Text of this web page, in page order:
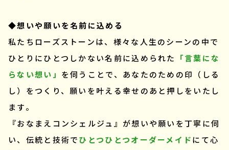
◆想いや願いを名前に込める
私たちローズストーンは、様々な人生のシーンの中で
ひとりにひとつしかない名前に込められた
「言葉にな
らない想い」 を伺うことで、あなたのための印（しる
し）をつくり、願いを叶える幸せのあと押しをいたし
ます。
『おなまえコンシェルジュ』が想いや願いを丁寧に伺
い、伝統と技術でひとつひとつオーダーメイドにて心